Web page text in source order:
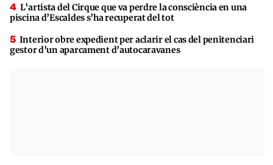
L’artista del Cirque que va perdre la consciència en una
piscina d’Escaldes s’ha recuperat del tot
Interior obre expedient per aclarir el cas del penitenciari
gestor d’un aparcament d’autocaravanes